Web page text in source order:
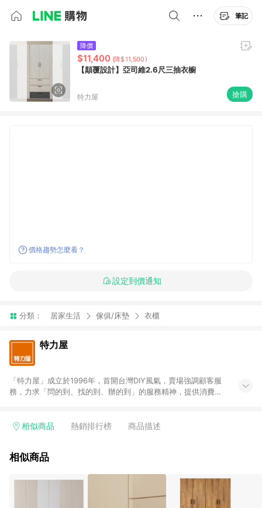
筆記
降價
$11,400 (降$11,500)
【顛覆設計】亞司維2.6尺三抽衣櫥
特力屋 搶購
價格趨勢怎麼看？
設定到價通知
分類： 居家生活 傢俱/床墊 衣櫃
特力屋
「特力屋」成立於1996年，首開台灣DIY風氣，賣場強調顧客服
務，力求「問的到、找的到、辦的到」的服務精神，提供消費者
客找到居家修繕、佈置或裝潢時所需；另外，在各家分店內規劃
等各方面進行整合，提升服務質感，期望每一位來店顧客，能輕
結帳流程(Easy to buy)、每次到「特力屋」購物都能得到新的啟
發與靈感(Exciting experience)，同時持續提供消費者居家修繕
最佳解決方案，以創造優質居家環境為首要目標，成為消費者打
相似商品 熱銷排行榜 商品描述
相似商品